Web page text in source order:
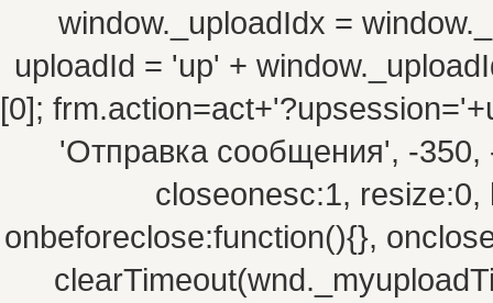
window._uploadIdx =
uploadId = 'up' +
[0];
'Отправка сообщения', -350,
closeonesc:1,
onbeforeclose:function(){},